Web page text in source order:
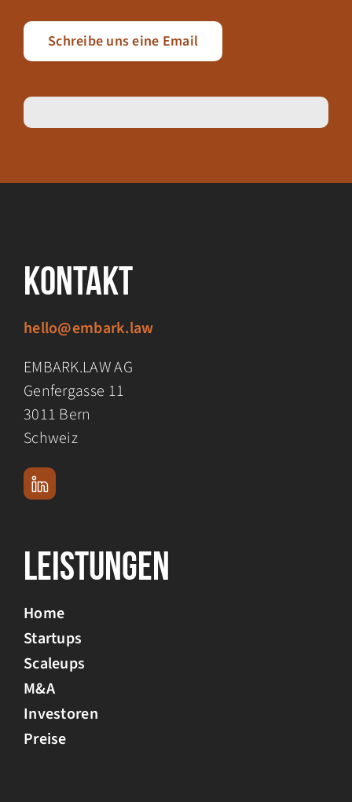
Schreibe uns eine Email
Kontakt
hello@embark.law
EMBARK.LAW AG
Genfergasse 11
3011 Bern
Schweiz
Leistungen
Home
Startups
Scaleups
M&A
Investoren
Preise